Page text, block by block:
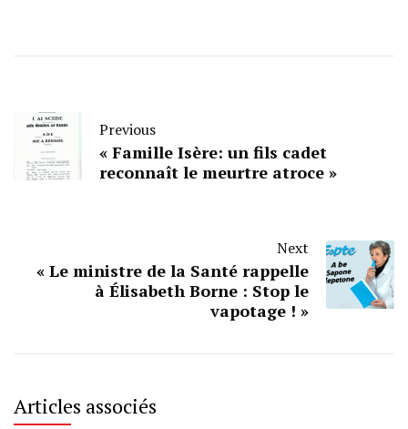
Previous
« Famille Isère: un fils cadet
reconnaît le meurtre atroce »
Next
« Le ministre de la Santé rappelle
à Élisabeth Borne : Stop le
vapotage ! »
Articles associés